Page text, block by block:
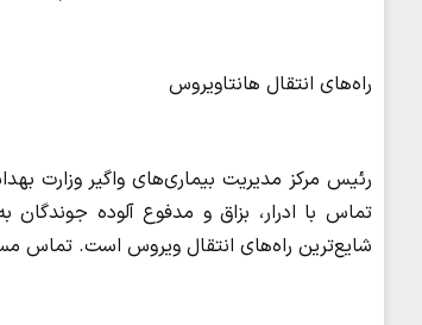
راه‌های انتقال هانتاویروس
رئیس مرکز مدیریت بیماری‌های واگیر وزارت
تماس با ادرار، بزاق و مدفوع آلوده
شایع‌ترین راه‌های انتقال ویروس است. تماس